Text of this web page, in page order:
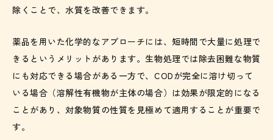
除くことで、水質を改善できます。
薬品を用いた化学的なアプローチには、短時間で大量に処理で
きるというメリットがあります。生物処理では除去困難な物質
にも対応できる場合がある一方で、CODが完全に溶け切って
いる場合（溶解性有機物が主体の場合）は効果が限定的になる
ことがあり、対象物質の性質を見極めて適用することが重要で
す。